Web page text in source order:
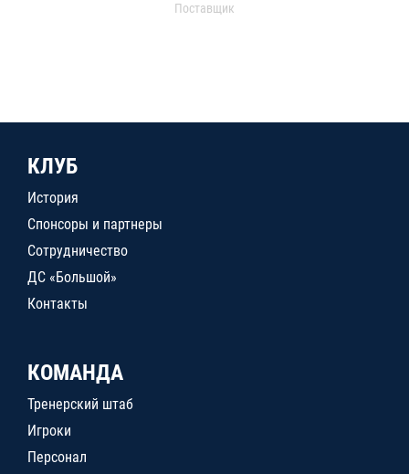
Поставщик
КЛУБ
История
Спонсоры и партнеры
Сотрудничество
ДС «Большой»
Контакты
КОМАНДА
Тренерский штаб
Игроки
Персонал